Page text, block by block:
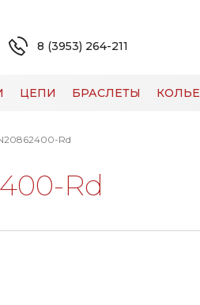
8 (3953) 264-211
ЦЕПИ БРАСЛЕТЫ КОЛЬЕ
Rd
Rd